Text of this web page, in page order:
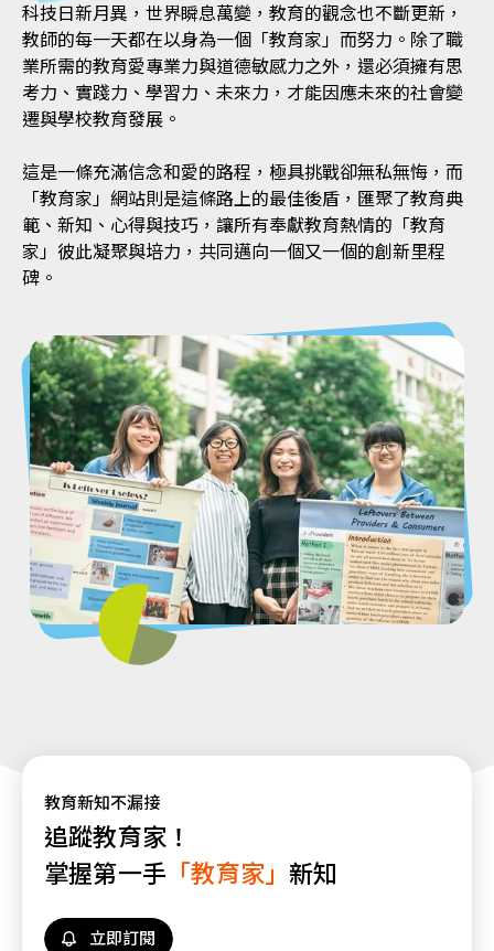
科技日新月異，世界瞬息萬變，教育的觀念也不斷更新，
教師的每一天都在以身為一個「教育家」而努力。除了職
業所需的教育愛專業力與道德敏感力之外，還必須擁有思
考力、實踐力、學習力、未來力，才能因應未來的社會變
遷與學校教育發展。
這是一條充滿信念和愛的路程，極具挑戰卻無私無悔，而
「教育家」網站則是這條路上的最佳後盾，匯聚了教育典
範、新知、心得與技巧，讓所有奉獻教育熱情的「教育
家」彼此凝聚與培力，共同邁向一個又一個的創新里程
碑。
教育新知不漏接
追蹤教育家！
掌握第一手 「教育家」 新知
立即訂閱